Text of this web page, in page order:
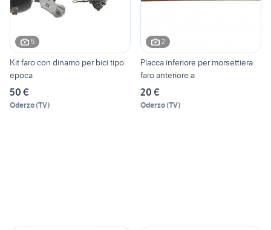
5
Kit faro con dinamo per bici tipo
epoca
50 €
Oderzo(TV)
2
Placca inferiore per morsettiera
faro anteriore a
20 €
Oderzo(TV)